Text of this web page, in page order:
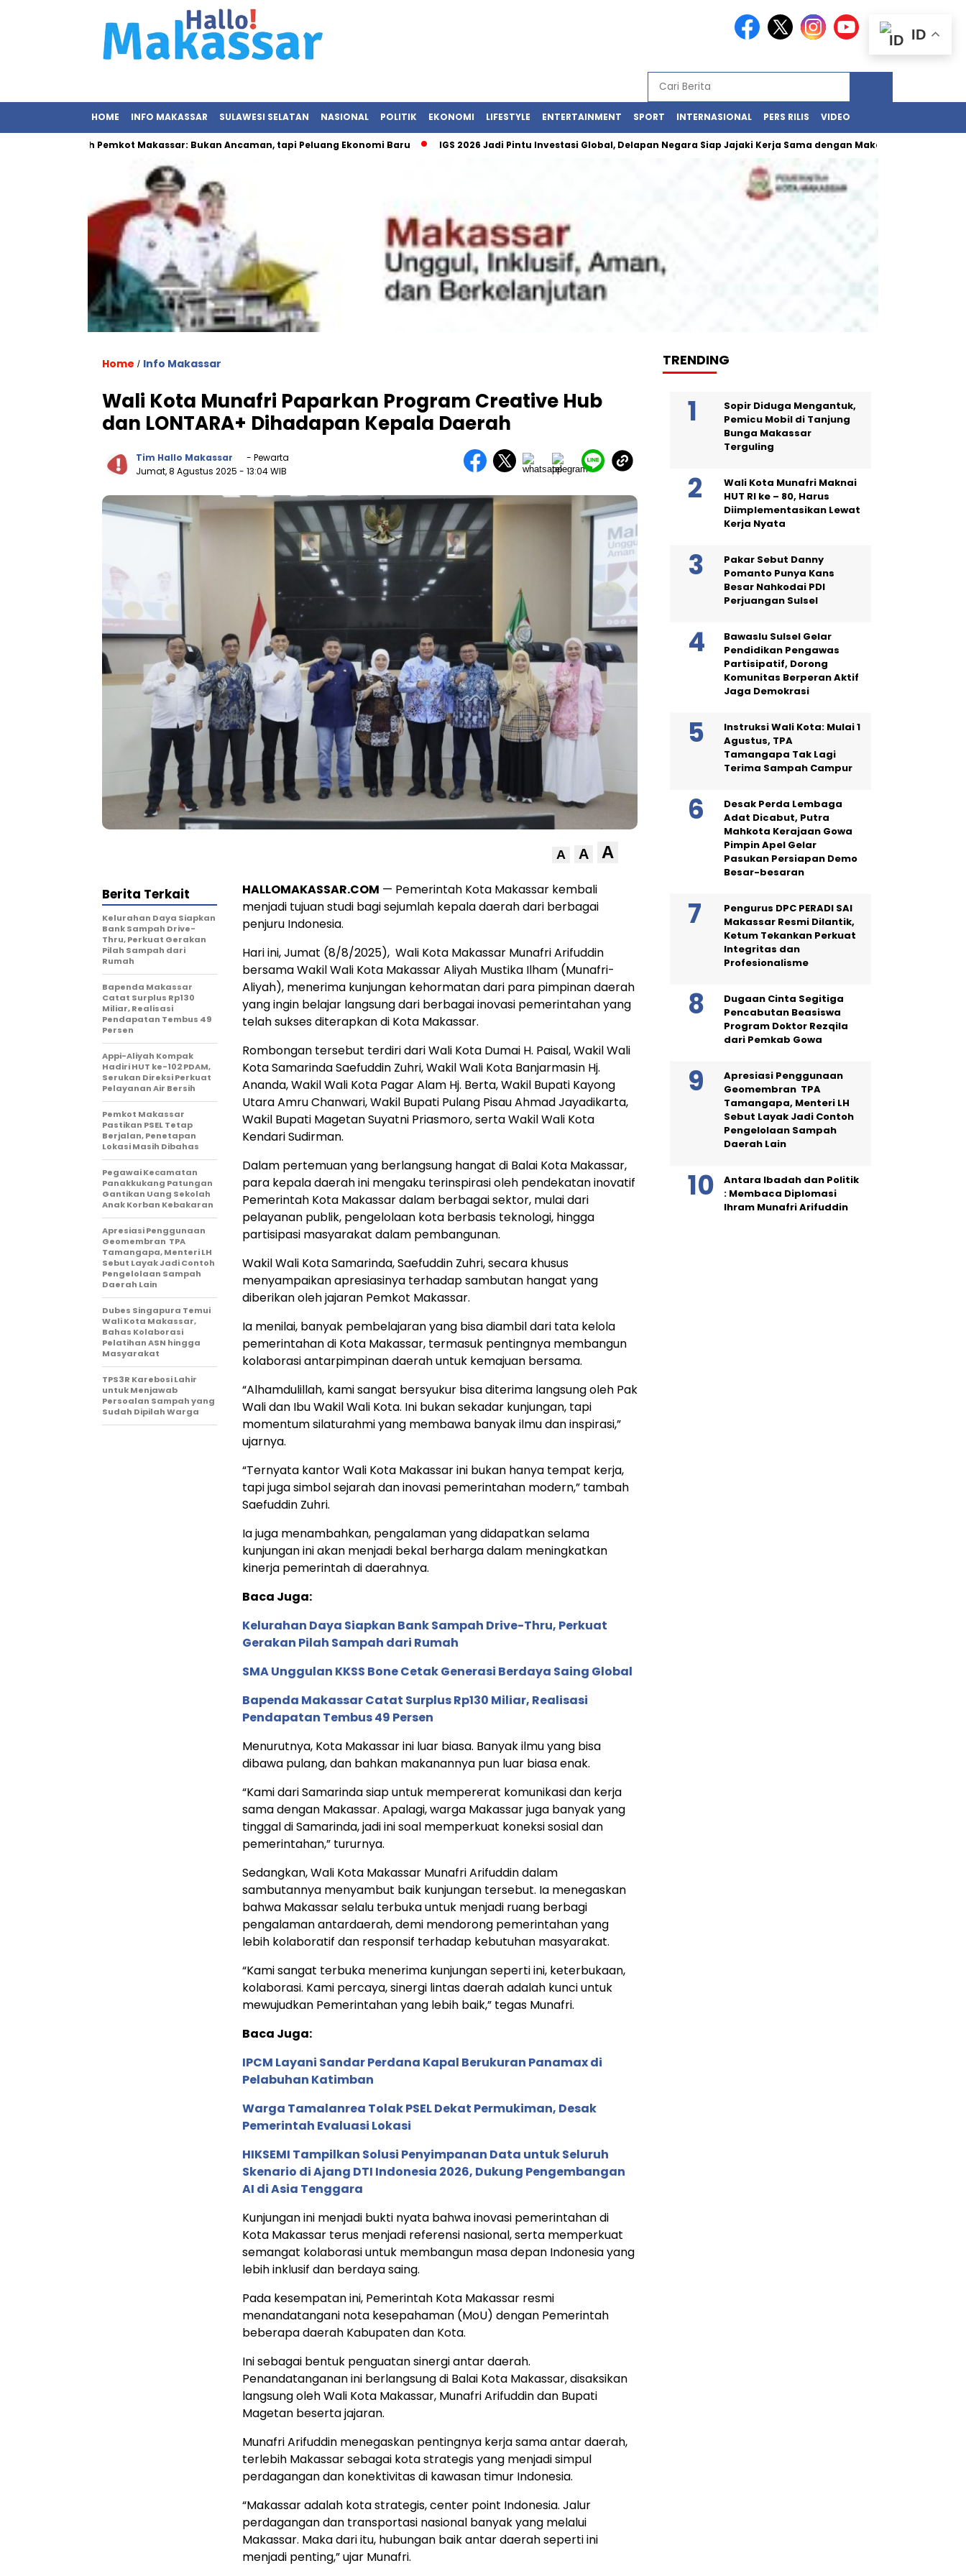
HOME INFO MAKASSAR SULAWESI SELATAN NASIONAL POLITIK EKONOMI LIFESTYLE ENTERTAINMENT SPORT INTERNASIONAL PERS RILIS VIDEO
Sampah Pemkot Makassar: Bukan Ancaman, tapi Peluang Ekonomi Baru IGS 2026 Jadi Pintu Investasi Global, Delapan Negara Siap Jajaki Kerja Sama dengan Makassar
Home / Info Makassar
Wali Kota Munafri Paparkan Program Creative Hub
dan LONTARA+ Dihadapan Kepala Daerah
Tim Hallo Makassar
- Pewarta
Jumat, 8 Agustus 2025 - 13:04 WIB
A A A
HALLOMAKASSAR.COM — Pemerintah Kota Makassar kembali
menjadi tujuan studi bagi sejumlah kepala daerah dari berbagai
penjuru Indonesia.
Hari ini, Jumat (8/8/2025), Wali Kota Makassar Munafri Arifuddin
bersama Wakil Wali Kota Makassar Aliyah Mustika Ilham (Munafri-
Aliyah), menerima kunjungan kehormatan dari para pimpinan daerah
yang ingin belajar langsung dari berbagai inovasi pemerintahan yang
telah sukses diterapkan di Kota Makassar.
Rombongan tersebut terdiri dari Wali Kota Dumai H. Paisal, Wakil Wali
Kota Samarinda Saefuddin Zuhri, Wakil Wali Kota Banjarmasin Hj.
Ananda, Wakil Wali Kota Pagar Alam Hj. Berta, Wakil Bupati Kayong
Utara Amru Chanwari, Wakil Bupati Pulang Pisau Ahmad Jayadikarta,
Wakil Bupati Magetan Suyatni Priasmoro, serta Wakil Wali Kota
Kendari Sudirman.
Dalam pertemuan yang berlangsung hangat di Balai Kota Makassar,
para kepala daerah ini mengaku terinspirasi oleh pendekatan inovatif
Pemerintah Kota Makassar dalam berbagai sektor, mulai dari
pelayanan publik, pengelolaan kota berbasis teknologi, hingga
partisipasi masyarakat dalam pembangunan.
Wakil Wali Kota Samarinda, Saefuddin Zuhri, secara khusus
menyampaikan apresiasinya terhadap sambutan hangat yang
diberikan oleh jajaran Pemkot Makassar.
Ia menilai, banyak pembelajaran yang bisa diambil dari tata kelola
pemerintahan di Kota Makassar, termasuk pentingnya membangun
kolaborasi antarpimpinan daerah untuk kemajuan bersama.
“Alhamdulillah, kami sangat bersyukur bisa diterima langsung oleh Pak
Wali dan Ibu Wakil Wali Kota. Ini bukan sekadar kunjungan, tapi
momentum silaturahmi yang membawa banyak ilmu dan inspirasi,”
ujarnya.
“Ternyata kantor Wali Kota Makassar ini bukan hanya tempat kerja,
tapi juga simbol sejarah dan inovasi pemerintahan modern,” tambah
Saefuddin Zuhri.
Ia juga menambahkan, pengalaman yang didapatkan selama
kunjungan ini akan menjadi bekal berharga dalam meningkatkan
kinerja pemerintah di daerahnya.
Baca Juga:
Kelurahan Daya Siapkan Bank Sampah Drive-Thru, Perkuat
Gerakan Pilah Sampah dari Rumah
SMA Unggulan KKSS Bone Cetak Generasi Berdaya Saing Global
Bapenda Makassar Catat Surplus Rp130 Miliar, Realisasi
Pendapatan Tembus 49 Persen
Menurutnya, Kota Makassar ini luar biasa. Banyak ilmu yang bisa
dibawa pulang, dan bahkan makanannya pun luar biasa enak.
“Kami dari Samarinda siap untuk mempererat komunikasi dan kerja
sama dengan Makassar. Apalagi, warga Makassar juga banyak yang
tinggal di Samarinda, jadi ini soal memperkuat koneksi sosial dan
pemerintahan,” tururnya.
Sedangkan, Wali Kota Makassar Munafri Arifuddin dalam
sambutannya menyambut baik kunjungan tersebut. Ia menegaskan
bahwa Makassar selalu terbuka untuk menjadi ruang berbagi
pengalaman antardaerah, demi mendorong pemerintahan yang
lebih kolaboratif dan responsif terhadap kebutuhan masyarakat.
“Kami sangat terbuka menerima kunjungan seperti ini, keterbukaan,
kolaborasi. Kami percaya, sinergi lintas daerah adalah kunci untuk
mewujudkan Pemerintahan yang lebih baik,” tegas Munafri.
Baca Juga:
IPCM Layani Sandar Perdana Kapal Berukuran Panamax di
Pelabuhan Katimban
Warga Tamalanrea Tolak PSEL Dekat Permukiman, Desak
Pemerintah Evaluasi Lokasi
HIKSEMI Tampilkan Solusi Penyimpanan Data untuk Seluruh
Skenario di Ajang DTI Indonesia 2026, Dukung Pengembangan
AI di Asia Tenggara
Kunjungan ini menjadi bukti nyata bahwa inovasi pemerintahan di
Kota Makassar terus menjadi referensi nasional, serta memperkuat
semangat kolaborasi untuk membangun masa depan Indonesia yang
lebih inklusif dan berdaya saing.
Pada kesempatan ini, Pemerintah Kota Makassar resmi
menandatangani nota kesepahaman (MoU) dengan Pemerintah
beberapa daerah Kabupaten dan Kota.
Ini sebagai bentuk penguatan sinergi antar daerah.
Penandatanganan ini berlangsung di Balai Kota Makassar, disaksikan
langsung oleh Wali Kota Makassar, Munafri Arifuddin dan Bupati
Magetan beserta jajaran.
Munafri Arifuddin menegaskan pentingnya kerja sama antar daerah,
terlebih Makassar sebagai kota strategis yang menjadi simpul
perdagangan dan konektivitas di kawasan timur Indonesia.
“Makassar adalah kota strategis, center point Indonesia. Jalur
perdagangan dan transportasi nasional banyak yang melalui
Makassar. Maka dari itu, hubungan baik antar daerah seperti ini
menjadi penting,” ujar Munafri.
Berita Terkait
Kelurahan Daya Siapkan
Bank Sampah Drive-
Thru, Perkuat Gerakan
Pilah Sampah dari
Rumah
Bapenda Makassar
Catat Surplus Rp130
Miliar, Realisasi
Pendapatan Tembus 49
Persen
Appi-Aliyah Kompak
Hadiri HUT ke-102 PDAM,
Serukan Direksi Perkuat
Pelayanan Air Bersih
Pemkot Makassar
Pastikan PSEL Tetap
Berjalan, Penetapan
Lokasi Masih Dibahas
Pegawai Kecamatan
Panakkukang Patungan
Gantikan Uang Sekolah
Anak Korban Kebakaran
Apresiasi Penggunaan
Geomembran TPA
Tamangapa, Menteri LH
Sebut Layak Jadi Contoh
Pengelolaan Sampah
Daerah Lain
Dubes Singapura Temui
Wali Kota Makassar,
Bahas Kolaborasi
Pelatihan ASN hingga
Masyarakat
TPS3R Karebosi Lahir
untuk Menjawab
Persoalan Sampah yang
Sudah Dipilah Warga
TRENDING
Sopir Diduga Mengantuk,
Pemicu Mobil di Tanjung
Bunga Makassar
Terguling
Wali Kota Munafri Maknai
HUT RI ke – 80, Harus
Diimplementasikan Lewat
Kerja Nyata
Pakar Sebut Danny
Pomanto Punya Kans
Besar Nahkodai PDI
Perjuangan Sulsel
Bawaslu Sulsel Gelar
Pendidikan Pengawas
Partisipatif, Dorong
Komunitas Berperan Aktif
Jaga Demokrasi
Instruksi Wali Kota: Mulai 1
Agustus, TPA
Tamangapa Tak Lagi
Terima Sampah Campur
Desak Perda Lembaga
Adat Dicabut, Putra
Mahkota Kerajaan Gowa
Pimpin Apel Gelar
Pasukan Persiapan Demo
Besar-besaran
Pengurus DPC PERADI SAI
Makassar Resmi Dilantik,
Ketum Tekankan Perkuat
Integritas dan
Profesionalisme
Dugaan Cinta Segitiga
Pencabutan Beasiswa
Program Doktor Rezqila
dari Pemkab Gowa
Apresiasi Penggunaan
Geomembran TPA
Tamangapa, Menteri LH
Sebut Layak Jadi Contoh
Pengelolaan Sampah
Daerah Lain
Antara Ibadah dan Politik
: Membaca Diplomasi
Ihram Munafri Arifuddin
ID